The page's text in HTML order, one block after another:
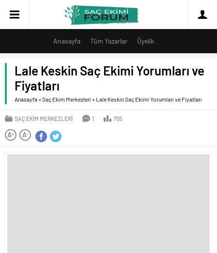
Anasayfa Tüm Yazarlar Üyelik
Lale Keskin Saç Ekimi Yorumları ve
Fiyatları
Anasayfa »Saç Ekim Merkezleri » Lale Keskin Saç Ekimi Yorumları ve Fiyatları
SAÇ EKIM MERKEZLERI 1 755
A+ A-